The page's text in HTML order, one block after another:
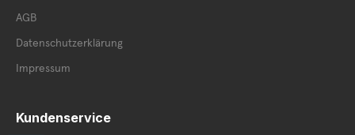
AGB
Datenschutzerklärung
Impressum
Kundenservice